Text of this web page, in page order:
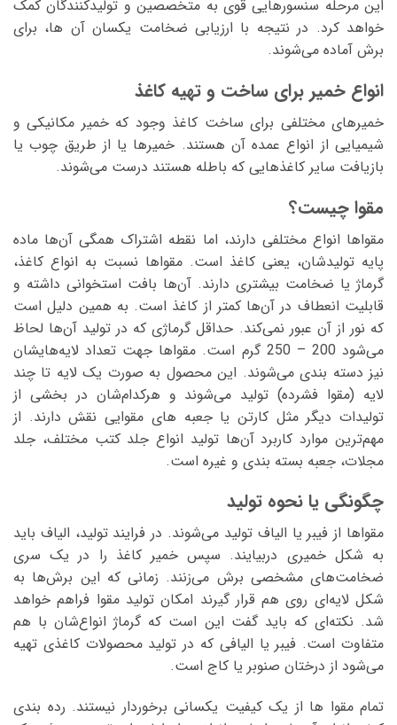
این مرحله سنسور‌هایی قوی به متخصصین و تولیدکنندگان کمک
خواهد کرد. در نتیجه با ارزیابی ضخامت یکسان آن ها، برای
برش آماده می‌شوند.
انواع خمیر برای ساخت و تهیه کاغذ
خمیر‌های مختلفی برای ساخت کاغذ وجود که خمیر مکانیکی و
شیمیایی از انواع عمده آن هستند. خمیرها یا از طریق چوب یا
بازیافت سایر کاغذهایی که باطله هستند درست می‌شوند.
مقوا چیست؟
مقواها انواع مختلفی دارند، اما نقطه اشتراک همگی آن‌ها ماده
پایه تولیدشان، یعنی کاغذ است.‌‌ مقواها نسبت به انواع کاغذ،
گرماژ یا ضخامت بیشتری دارند. آن‌ها بافت استخوانی داشته و
قابلیت انعطاف در آن‌ها کمتر از کاغذ است. به همین دلیل است
که نور از آن عبور نمی‌کند. حداقل گرماژی که در تولید‌‌ آن‌ها لحاظ‌
می‌شود 200 – 250 گرم است.‌‌ مقواها جهت تعداد لایه‌هایشان
نیز دسته بندی‌ می‌شوند. این محصول به صورت یک لایه تا چند
لایه (مقوا فشرده) تولید‌ می‌شوند و هرکدام‌شان در بخشی از
تولیدات دیگر مثل کارتن یا جعبه های مقوایی نقش دارند. از
مهم‌ترین موارد کاربرد‌‌ آن‌ها تولید انواع جلد کتب مختلف، جلد
مجلات، جعبه بسته بندی و غیره است.
چگونگی یا نحوه تولید
مقواها از فیبر یا الیاف تولید‌ می‌‌شوند. در فرایند تولید، الیاف باید
به شکل خمیری دربیایند. سپس خمیر کاغذ را در یک سری
ضخامت‌های مشخصی برش‌ می‌زنند. زمانی که این برش‌ها به
شکل لایه‌ای روی هم قرار گیرند امکان تولید مقوا فراهم خواهد
شد. نکته‌ای که باید گفت این است که گرماژ انواع‌شان با هم
متفاوت است. فیبر یا الیافی که در تولید محصولات کاغذی تهیه‌
می‌‌شود از درختان صنوبر یا کاج است.
تمام مقوا ها از یک کیفیت یکسانی برخوردار نیستند. رده بندی